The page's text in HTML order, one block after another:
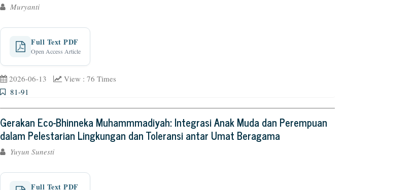
Muryanti
Full Text PDF
Open Access Article
2026-06-13
View : 76 Times
81-91
Gerakan Eco-Bhinneka Muhammmadiyah: Integrasi Anak Muda dan Perempuan
dalam Pelestarian Lingkungan dan Toleransi antar Umat Beragama
Yuyun Sunesti
Full Text PDF